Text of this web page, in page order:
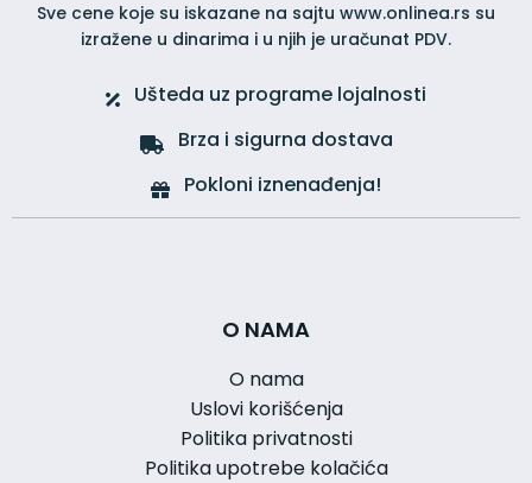
Sve cene koje su iskazane na sajtu www.onlinea.rs su
izražene u dinarima i u njih je uračunat PDV.
Ušteda uz programe lojalnosti
Brza i sigurna dostava
Pokloni iznenađenja!
O NAMA
O nama
Uslovi korišćenja
Politika privatnosti
Politika upotrebe kolačića